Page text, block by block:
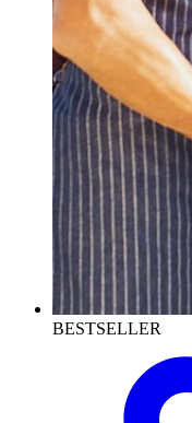
BESTSELLER